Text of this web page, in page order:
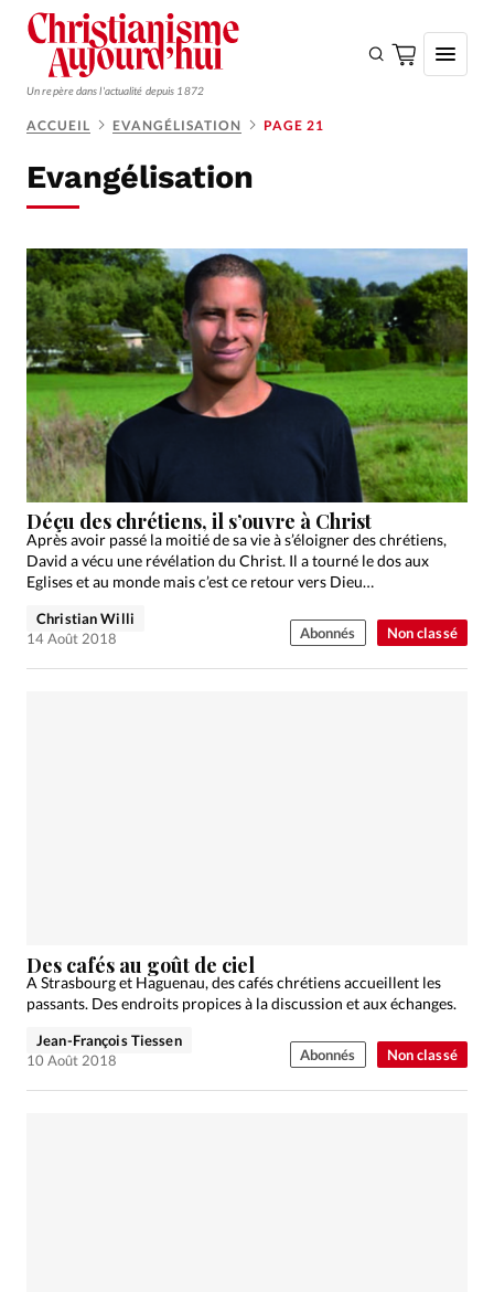
Un repère dans l'actualité depuis 1872
Monde
Opinions
Tous les articles
Faire un don
Emploi
Se connecter
Édition: Internationale
Devise:CHF
RUBRIQUES
Actualité internationale
Chronique
Culture
Dossier
Eglises Foi Génération réveil
Monde
ACCUEIL EVANGÉLISATION PAGE 21
Evangélisation
Non classé
Déçu des chrétiens, il s’ouvre à Christ
Après avoir passé la moitié de sa vie à s’éloigner des chrétiens,
David a vécu une révélation du Christ. Il a tourné le dos aux
Eglises et au monde mais c’est ce retour vers Dieu…
Christian Willi
14 Août 2018
Abonnés
Non classé
Des cafés au goût de ciel
A Strasbourg et Haguenau, des cafés chrétiens accueillent les
passants. Des endroits propices à la discussion et aux échanges.
Jean-François Tiessen
10 Août 2018
Abonnés